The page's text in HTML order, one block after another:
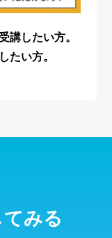
講したい方。
たい方。
みる